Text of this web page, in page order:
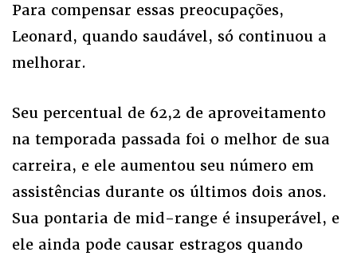
Para compensar essas preocupações,
Leonard, quando saudável, só continuou a
melhorar.
Seu percentual de 62,2 de aproveitamento
na temporada passada foi o melhor de sua
carreira, e ele aumentou seu número em
assistências durante os últimos dois anos.
Sua pontaria de mid-range é insuperável, e
ele ainda pode causar estragos quando